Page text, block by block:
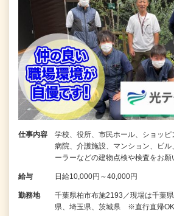
仕事内容
学校、役所、市民ホール、ショッピ
病院、介護施設、マンション、ビル
ーラーなどの建物点検や検査をお
給与 日給10,000円～40,000円
勤務地
千葉県柏市布施2193／現場は千葉
県、埼玉県、茨城県 ※直行直帰OK